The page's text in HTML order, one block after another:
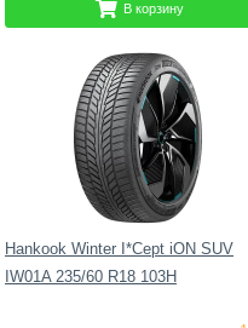
В корзину
Hankook Winter I*Cept iON SUV
IW01A 235/60 R18 103H